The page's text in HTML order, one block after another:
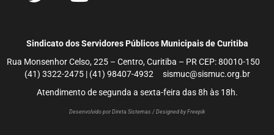
Sindicato dos Servidores Públicos Municipais de Curitiba
Rua Monsenhor Celso, 225 – Centro, Curitiba – PR CEP: 80010-150
(41) 3322-2475 | (41) 98407-4932 sismuc@sismuc.org.br
Atendimento de segunda a sexta-feira das 8h às 18h.
Desenvolvido por Direta Sistemas / Designed by Freepik